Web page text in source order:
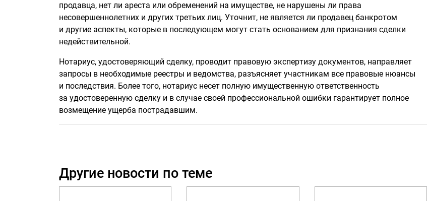
продавца, нет ли ареста или обременений на имуществе, не нарушены ли права
несовершеннолетних и других третьих лиц. Уточнит, не является ли продавец банкротом
и другие аспекты, которые в последующем могут стать основанием для признания сделки
недействительной.
Нотариус, удостоверяющий сделку, проводит правовую экспертизу документов, направляет
запросы в необходимые реестры и ведомства, разъясняет участникам все правовые нюансы
и последствия. Более того, нотариус несет полную имущественную ответственность
за удостоверенную сделку и в случае своей профессиональной ошибки гарантирует полное
возмещение ущерба пострадавшим.
Другие новости по теме